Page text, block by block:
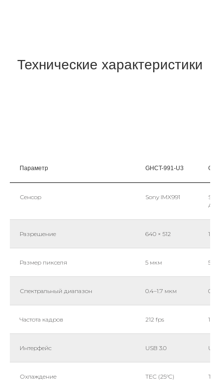
Технические характеристики
Параметр GHCT-991-U3
Сенсор Sony IMX991
Разрешение 640 × 512
Размер пикселя 5 мкм 5
Спектральный диапазон 0.4–1.7 мкм
Частота кадров 212 fps 108
Интерфейс USB 3.0
Охлаждение TEC (25°C)